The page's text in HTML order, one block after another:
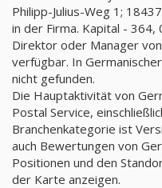
Philipp-Julius-Weg 1;
in der Firma. Kapital -
Direktor oder Manager
verfügbar. In
nicht gefunden.
Die Hauptaktivität von
Postal Service,
Branchenkategorie ist
auch Bewertungen von
Positionen und den
der Karte anzeigen.